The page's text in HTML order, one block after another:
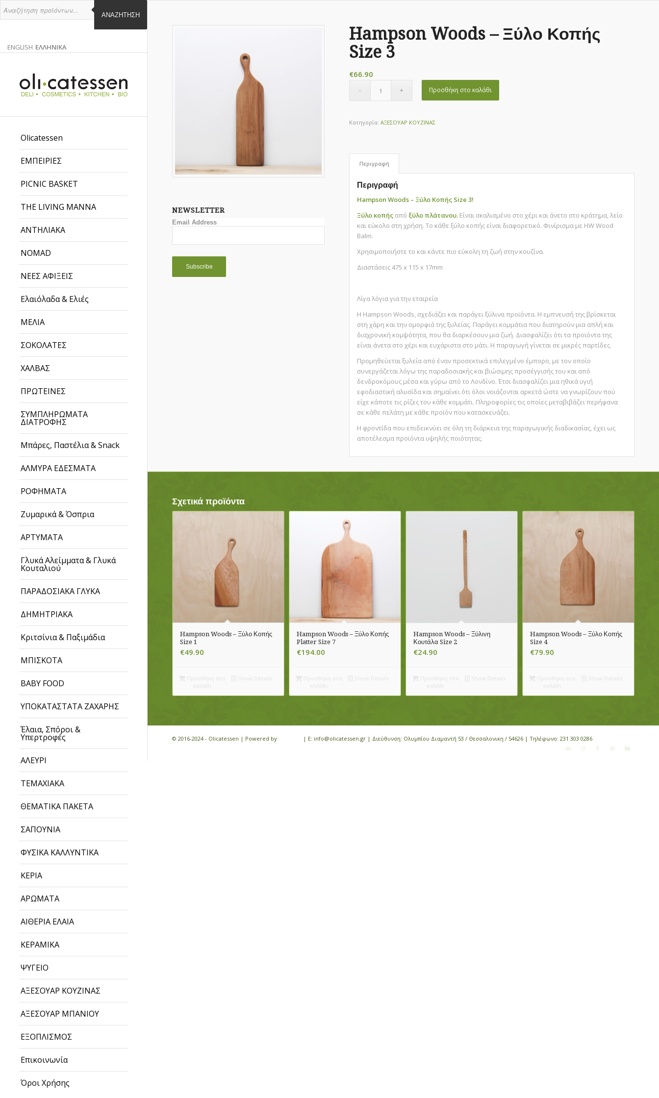
ΑΝΑΖΉΤΗΣΗ
ENGLISH ΕΛΛΗΝΙΚΑ
EL
Olicatessen
ΕΜΠΕΙΡΙΕΣ
PICNIC BASKET
THE LIVING MANNA
ΑΝΤΗΛΙΑΚΑ
NOMAD
ΝΕΕΣ ΑΦΙΞΕΙΣ
Ελαιόλαδα & Ελιές
ΜΕΛΙΑ
ΣΟΚΟΛΑΤΕΣ
ΧΑΛΒΑΣ
ΠΡΩΤΕΙΝΕΣ
ΣΥΜΠΛΗΡΩΜΑΤΑ
ΔΙΑΤΡΟΦΗΣ
Μπάρες, Παστέλια & Snack
ΑΛΜΥΡΑ ΕΔΕΣΜΑΤΑ
ΡΟΦΗΜΑΤΑ
Ζυμαρικά & Όσπρια
ΑΡΤΥΜΑΤΑ
Γλυκά Αλείμματα & Γλυκά
Κουταλιού
ΠΑΡΑΔΟΣΙΑΚΑ ΓΛΥΚΑ
ΔΗΜΗΤΡΙΑΚΑ
Κριτσίνια & Παξιμάδια
ΜΠΙΣΚΟΤΑ
BABY FOOD
ΥΠΟΚΑΤΑΣΤΑΤΑ ΖΑΧΑΡΗΣ
Έλαια, Σπόροι &
Υπερτροφές
ΑΛΕΥΡΙ
ΤΕΜΑΧΙΑΚΑ
ΘΕΜΑΤΙΚΑ ΠΑΚΕΤΑ
ΣΑΠΟΥΝΙΑ
ΦΥΣΙΚΑ ΚΑΛΛΥΝΤΙΚΑ
ΚΕΡΙΑ
ΑΡΩΜΑΤΑ
ΑΙΘΕΡΙΑ ΕΛΑΙΑ
ΚΕΡΑΜΙΚΑ
ΨΥΓΕΙΟ
ΑΞΕΣΟΥΑΡ ΚΟΥΖΙΝΑΣ
ΑΞΕΣΟΥΑΡ ΜΠΑΝΙΟΥ
ΕΞΟΠΛΙΣΜΟΣ
Επικοινωνία
Όροι Χρήσης
NEWSLETTER
Email Address
Hampson Woods – Ξύλο Κοπής
Size 3
€66.90
Προσθήκη στο καλάθι
Κατηγορία:ΑΞΕΣΟΥΑΡ ΚΟΥΖΙΝΑΣ
Περιγραφή
Περιγραφή
Hampson Woods – Ξύλο Κοπής Size 3!
Ξύλο κοπής από ξύλο πλάτανου. Είναι σκαλισμένο στο χέρι και άνετο στο κράτημα, λείο
και εύκολο στη χρήση. Το κάθε ξύλο κοπής είναι διαφορετικό. Φινίρισμα με HW Wood
Balm.
Χρησιμοποιήστε το και κάντε πιο εύκολη τη ζωή στην κουζίνα.
Διαστάσεις 475 x 115 x 17mm
Λίγα λόγια για την εταιρεία
Η Hampson Woods, σχεδιάζει και παράγει ξύλινα προϊόντα. Η εμπνευσή της βρίσκεται
στη χάρη και την ομορφιά της ξυλείας. Παράγει κομμάτια που διατηρούν μια απλή και
διαχρονική κομψότητα, που θα διαρκέσουν μια ζωή. Διασφαλίζει ότι τα προϊόντα της
είναι άνετα στο χέρι και ευχάριστα στο μάτι. Η παραγωγή γίνεται σε μικρές παρτίδες.
Προμηθεύεται ξυλεία από έναν προσεκτικά επιλεγμένο έμπορο, με τον οποίο
συνεργάζεται λόγω της παραδοσιακής και βιώσιμης προσέγγισής του και από
δενδροκόμους μέσα και γύρω από το Λονδίνο. Έτσι διασφαλίζει μια ηθικά υγιή
εφοδιαστική αλυσίδα και σημαίνει ότι όλοι νοιάζονται αρκετά ώστε να γνωρίζουν πού
είχε κάποτε τις ρίζες του κάθε κομμάτι. Πληροφορίες τις οποίες μεταβιβάζει περήφανα
σε κάθε πελάτη με κάθε προϊόν που κατασκευάζει.
Η φροντίδα που επιδεικνύει σε όλη τη διάρκεια της παραγωγικής διαδικασίας, έχει ως
αποτέλεσμα προϊόντα υψηλής ποιότητας.
Σχετικά προϊόντα
Hampson Woods – Ξύλο Κοπής
Size 1
€49.90
Hampson Woods – Ξύλο Κοπής
Platter Size 7
€194.00
Hampson Woods – Ξύλινη
Κουτάλα Size 2
€24.90
Hampson Woods – Ξύλο Κοπής
Size 4
€79.90
© 2016-2024 - Olicatessen | Powered by | E: info@olicatessen.gr | Διεύθυνση: Ολυμπίου Διαμαντή 53 / Θεσσαλονικη / 54626 | Τηλέφωνο: 231 303 0286